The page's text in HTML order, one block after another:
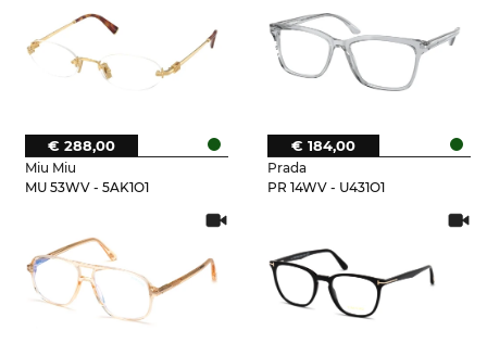
Miu Miu
MU 53WV - 5AK1O1
€ 288,00
Prada
PR 14WV - U431O1
€ 184,00